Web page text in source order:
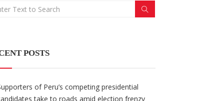
POSTS
of Peru’s competing presidential
take to roads amid election frenzy